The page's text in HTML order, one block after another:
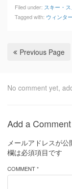
Filed under: スキー・
Tagged with: ウィンタ
Previous Page
No comment yet,
Add a Comment
メールアドレスが公
欄は必須項目です
COMMENT *